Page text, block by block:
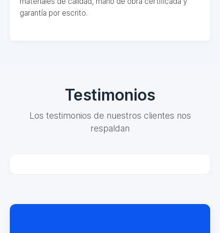
garantía por escrito.
Testimonios
Los testimonios de nuestros clientes nos
respaldan